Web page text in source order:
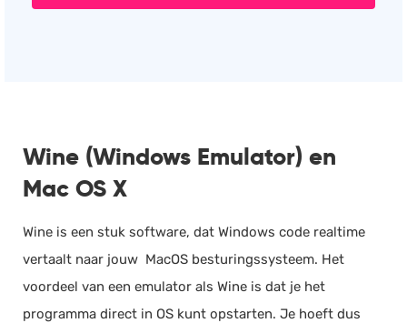
Wine (Windows Emulator) en
Mac OS X
Wine is een stuk software, dat Windows code realtime
vertaalt naar jouw MacOS besturingssysteem. Het
voordeel van een emulator als Wine is dat je het
programma direct in OS kunt opstarten. Je hoeft dus